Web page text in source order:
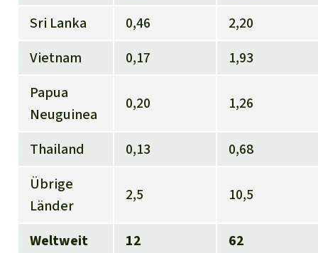
Sri Lanka
0,46
2,20
Vietnam
0,17
1,93
Papua
Neuguinea
0,20 1,26
Thailand 0,13
0,68
Übrige
Länder
2,5 10,5
Weltweit 12 62